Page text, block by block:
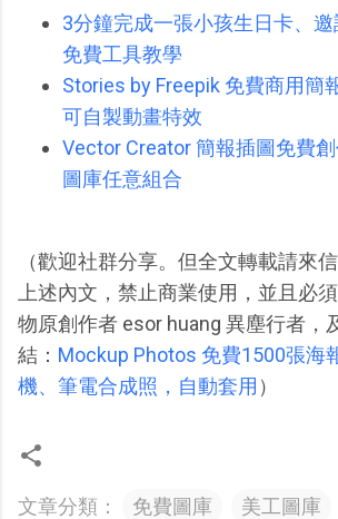
3分鐘完成一張小孩生日卡、
免費工具教學
Stories by Freepik 免費商用簡
可自製動畫特效
Vector Creator 簡報插圖免費
圖庫任意組合
（歡迎社群分享。但全文轉載請來
上述內文，禁止商業使用，並且必
物原創作者 esor huang 異塵行者，
結： Mockup Photos 免費1500張海
機、筆電合成照，自動套用 ）
文章分類： 免費圖庫 美工圖庫